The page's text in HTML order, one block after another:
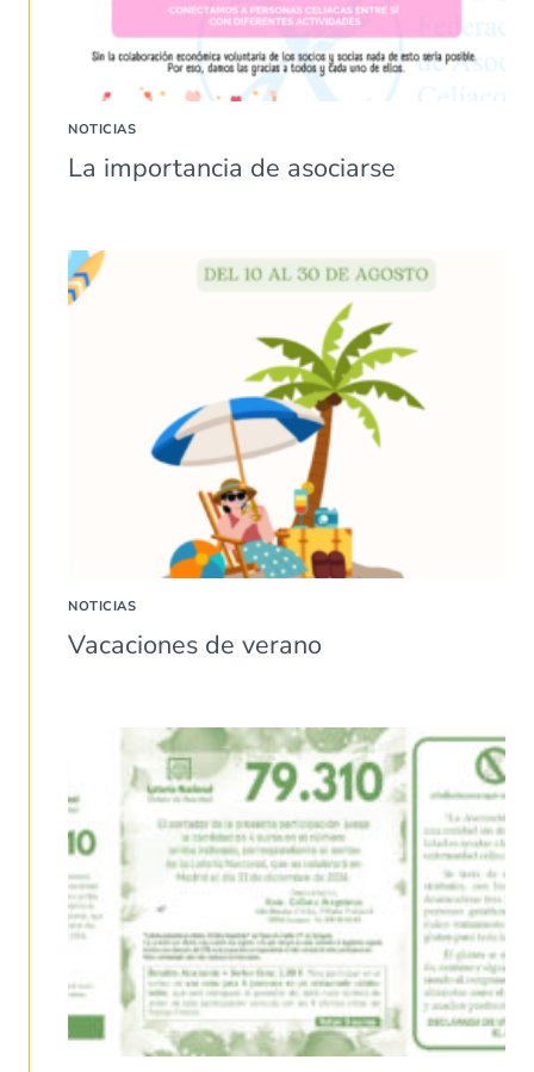
NOTICIAS
La importancia de asociarse
NOTICIAS
Vacaciones de verano